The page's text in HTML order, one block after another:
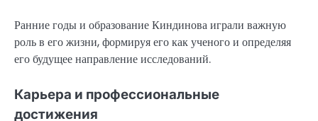
Ранние годы и образование Киндинова играли важную
роль в его жизни, формируя его как ученого и определяя
его будущее направление исследований.
Карьера и профессиональные
достижения